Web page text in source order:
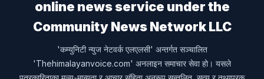
online news service under the
Community News Network LLC
'कम्युनिटी न्युज नेटवर्क एलएलसी' अन्तर्गत सञ्चालित
'Thehimalayanvoice.com' अनलाइन समाचार सेवा हो। यसले